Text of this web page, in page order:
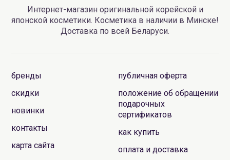
Интернет-магазин оригинальной корейской и
японской косметики. Косметика в наличии в Минске!
Доставка по всей Беларуси.
бренды
скидки
новинки
контакты
карта сайта
публичная оферта
положение об обращении
подарочных
сертификатов
как купить
оплата и доставка